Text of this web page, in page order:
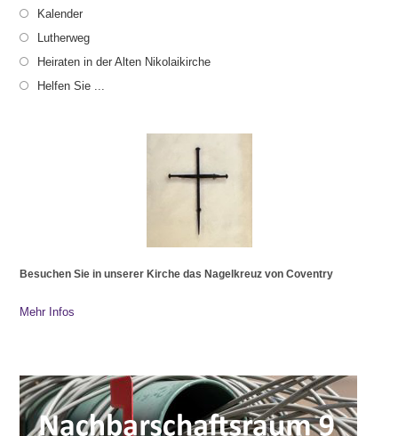
Kalender
Lutherweg
Heiraten in der Alten Nikolaikirche
Helfen Sie ...
Besuchen Sie in unserer Kirche das Nagelkreuz von Coventry
Mehr Infos